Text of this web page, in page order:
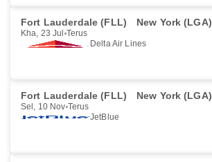
Fort Lauderdale (FLL) New York (LGA)
Kha, 23 Jul Terus
Delta Air Lines
Fort Lauderdale (FLL) New York (LGA)
Sel, 10 Nov Terus
JetBlue